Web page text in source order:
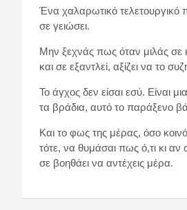
Ένα χαλαρωτικό τελετουργικό
σε γειώσει.
Μην ξεχνάς πως όταν μιλάς σε
και σε εξαντλεί, αξίζει να το
Το άγχος δεν είσαι εσύ. Είναι
τα βράδια, αυτό το παράξενο
Και το φως της μέρας, όσο
τότε, να θυμάσαι πως ό,τι κι αν
σε βοηθάει να αντέχεις μέρα.